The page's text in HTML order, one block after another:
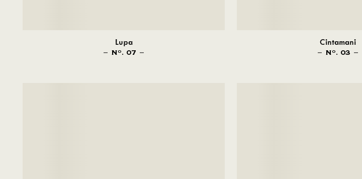
Lupa
NO . 07
Cintamani
NO . 03